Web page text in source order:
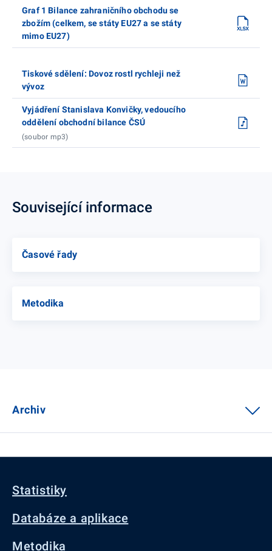
Graf 1 Bilance zahraničního obchodu se
zbožím (celkem, se státy EU27 a se státy
mimo EU27)
Tiskové sdělení: Dovoz rostl rychleji než
vývoz
Vyjádření Stanislava Konvičky, vedoucího
oddělení obchodní bilance ČSÚ
(soubor mp3)
Související informace
Časové řady
Metodika
Archiv
Statistiky
Databáze a aplikace
Metodika